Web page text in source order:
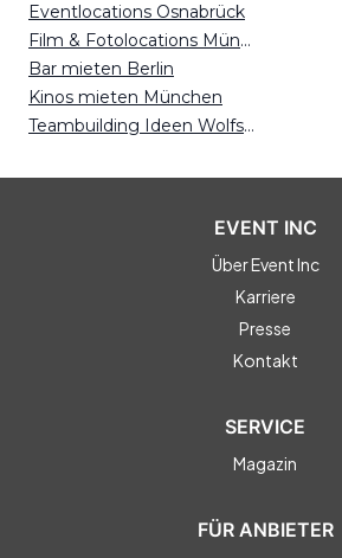
Eventlocations Osnabrück
Film & Fotolocations Münster
Bar mieten Berlin
Kinos mieten München
Teambuilding Ideen Wolfsburg
EVENT INC
Über Event Inc
Karriere
Presse
Kontakt
SERVICE
Magazin
FÜR ANBIETER